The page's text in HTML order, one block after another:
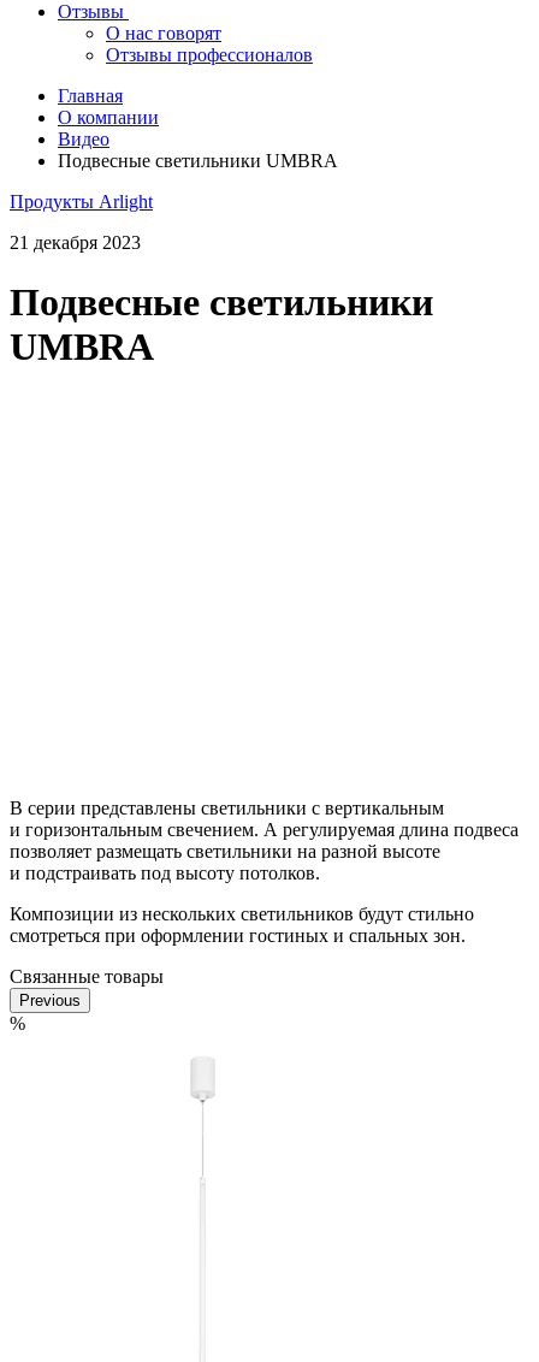
Отзывы
О нас говорят
Отзывы профессионалов
Главная
О компании
Видео
Подвесные светильники UMBRA
Продукты Arlight
21 декабря 2023
Подвесные светильники
UMBRA
В серии представлены светильники с вертикальным
и горизонтальным свечением. А регулируемая длина подвеса
позволяет размещать светильники на разной высоте
и подстраивать под высоту потолков.
Композиции из нескольких светильников будут стильно
смотреться при оформлении гостиных и спальных зон.
Связанные товары
Previous
%